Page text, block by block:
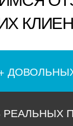
РЕАЛЬНЫХ